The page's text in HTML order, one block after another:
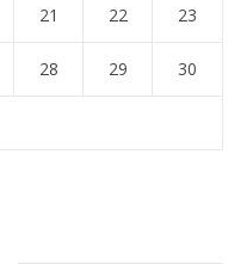
21 22 23
28 29 30